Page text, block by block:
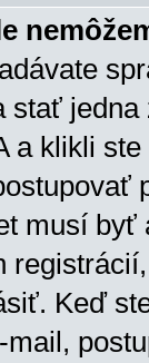
stať
a klikli
musí
Keď